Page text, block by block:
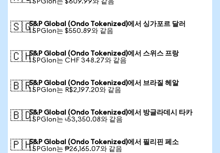
1 SPGIon는 $609.99와 같음
🇸🇬S&P Global (Ondo Tokenized)에서 싱가포르 달러
1 SPGIon는 $550.89와 같음
🇨🇭S&P Global (Ondo Tokenized)에서 스위스 프랑
1 SPGIon는 CHF 348.27와 같음
🇧🇷S&P Global (Ondo Tokenized)에서 브라질 헤알
1 SPGIon는 R$2,197.20와 같음
🇧🇩S&P Global (Ondo Tokenized)에서 방글라데시 타카
1 SPGIon는 ৳53,350.08와 같음
🇵🇭S&P Global (Ondo Tokenized)에서 필리핀 페소
1 SPGIon는 ₱26,165.07와 같음